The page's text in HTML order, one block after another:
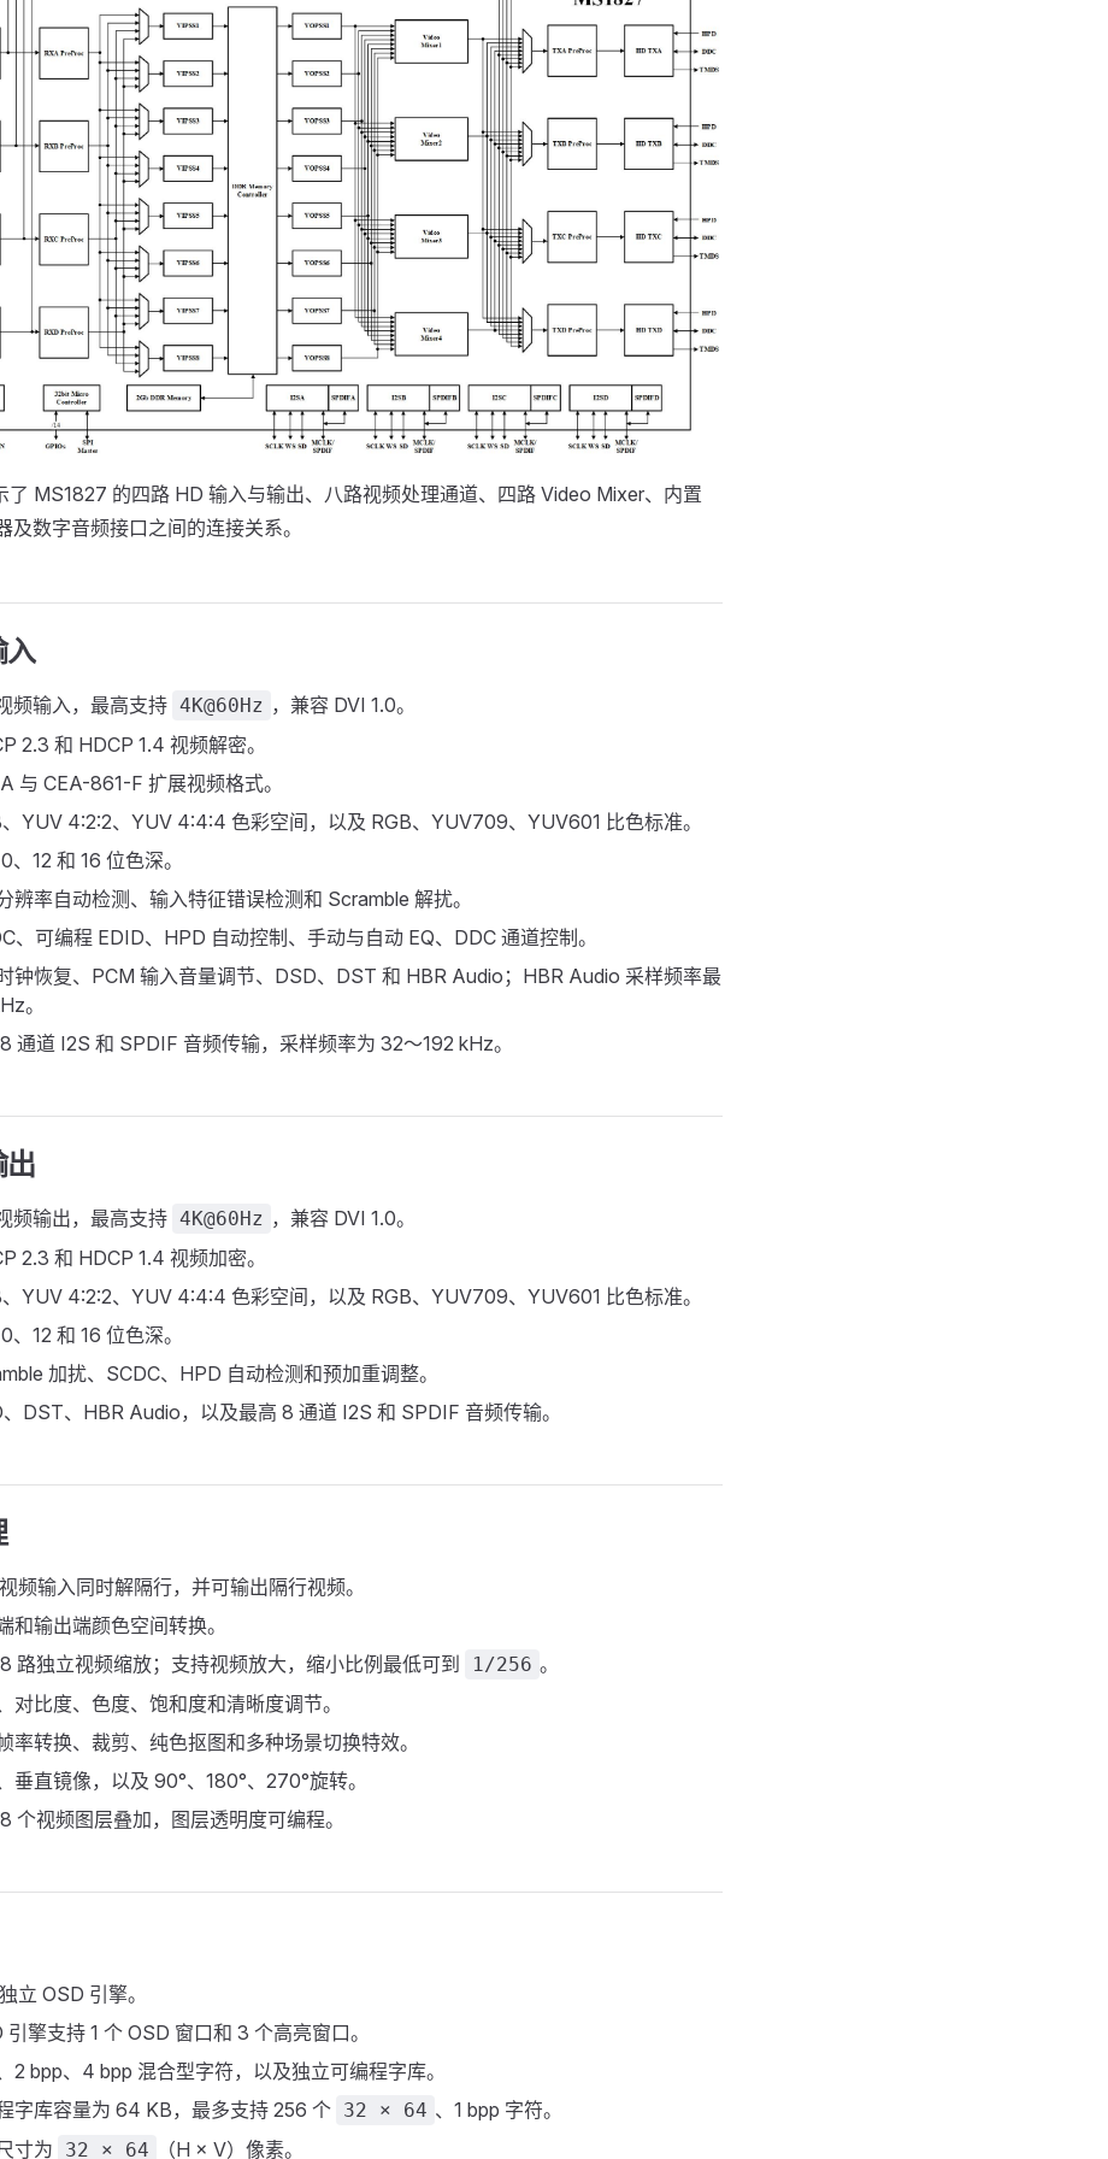
了 MS1827 的四路 HD 输入与输出、八路视频处理通道、四路 Video Mixer、内置
及数字音频接口之间的连接关系。
入
频输入，最高支持 4K@60Hz ，兼容 DVI 1.0。
2.3 和 HDCP 1.4 视频解密。
与 CEA-861-F 扩展视频格式。
YUV 4:2:2、YUV 4:4:4 色彩空间，以及 RGB、YUV709、YUV601 比色标准。
、12 和 16 位色深。
辨率自动检测、输入特征错误检测和 Scramble 解扰。
、可编程 EDID、HPD 自动控制、手动与自动 EQ、DDC 通道控制。
钟恢复、PCM 输入音量调节、DSD、DST 和 HBR Audio；HBR Audio 采样频率最
。
通道 I2S 和 SPDIF 音频传输，采样频率为 32～192 kHz。
出
频输出，最高支持 4K@60Hz ，兼容 DVI 1.0。
2.3 和 HDCP 1.4 视频加密。
YUV 4:2:2、YUV 4:4:4 色彩空间，以及 RGB、YUV709、YUV601 比色标准。
、12 和 16 位色深。
加扰、SCDC、HPD 自动检测和预加重调整。
DST、HBR Audio，以及最高 8 通道 I2S 和 SPDIF 音频传输。
频输入同时解隔行，并可输出隔行视频。
和输出端颜色空间转换。
路独立视频缩放；支持视频放大，缩小比例最低可到
1/256 。
对比度、色度、饱和度和清晰度调节。
率转换、裁剪、纯色抠图和多种场景切换特效。
垂直镜像，以及 90°、180°、270°旋转。
个视频图层叠加，图层透明度可编程。
立 OSD 引擎。
引擎支持 1 个 OSD 窗口和 3 个高亮窗口。
2 bpp、4 bpp 混合型字符，以及独立可编程字库。
字库容量为 64 KB，最多支持 256 个 32 × 64 、1 bpp 字符。
寸为
32 × 64
（H × V）像素。